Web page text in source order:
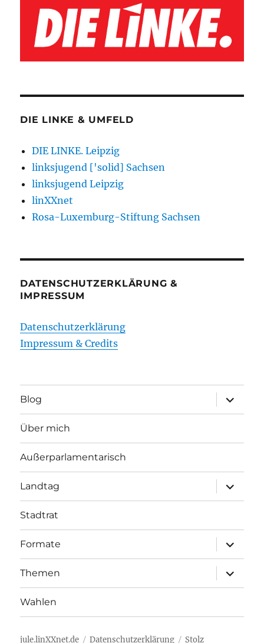
DIE LINKE & UMFELD
DIE LINKE. Leipzig
linksjugend ['solid] Sachsen
linksjugend Leipzig
linXXnet
Rosa-Luxemburg-Stiftung Sachsen
DATENSCHUTZERKLÄRUNG &
IMPRESSUM
Datenschutzerklärung
Impressum & Credits
Blog
öffnen
Über mich
Außerparlamentarisch
Landtag
öffnen
Stadtrat
Formate
öffnen
Themen
öffnen
Wahlen
jule.linXXnet.de Datenschutzerklärung Stolz